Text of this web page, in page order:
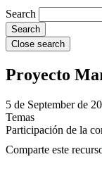
Search
Close search
Proyecto
5 de September de
Temas
Participación de la
Comparte este